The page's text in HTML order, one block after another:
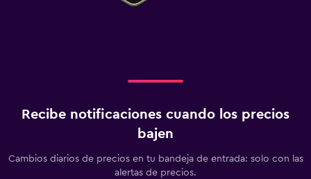
Recibe notificaciones cuando los precios
bajen
Cambios diarios de precios en tu bandeja de entrada: solo con las
alertas de precios.